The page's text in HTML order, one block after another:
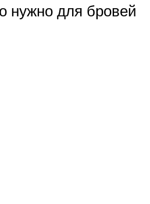
нужно для бровей